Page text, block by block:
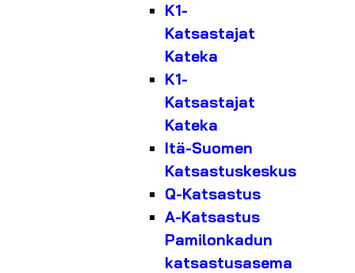
K1-
Katsastajat
Kateka
K1-
Katsastajat
Kateka
Itä-Suomen
Katsastuskeskus
Q-Katsastus
A-Katsastus
Pamilonkadun
katsastusasema